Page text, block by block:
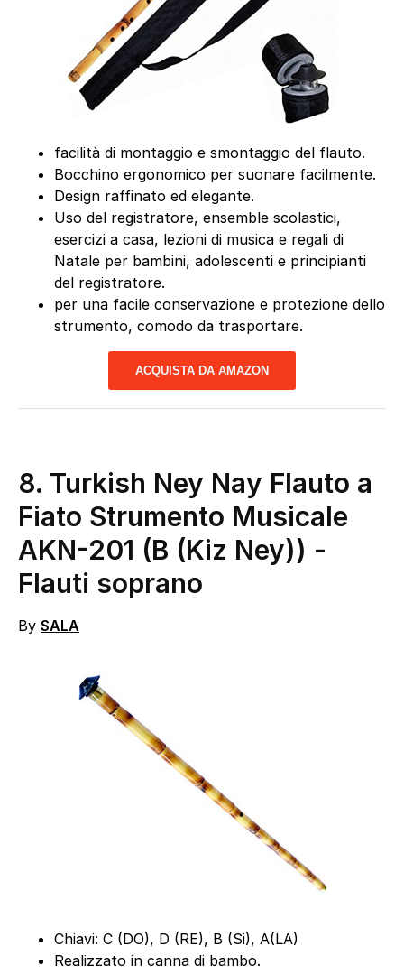
facilità di montaggio e smontaggio del flauto.
Bocchino ergonomico per suonare facilmente.
Design raffinato ed elegante.
Uso del registratore, ensemble scolastici,
esercizi a casa, lezioni di musica e regali di
Natale per bambini, adolescenti e principianti
del registratore.
per una facile conservazione e protezione dello
strumento, comodo da trasportare.
ACQUISTA DA AMAZON
8. Turkish Ney Nay Flauto a
Fiato Strumento Musicale
AKN-201 (B (Kiz Ney)) -
Flauti soprano
By SALA
Chiavi: C (DO), D (RE), B (Si), A(LA)
Realizzato in canna di bambo.